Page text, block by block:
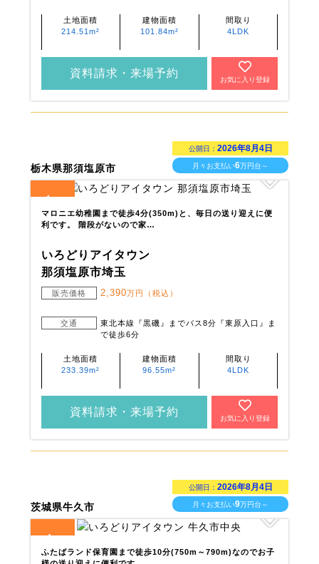
土地面積
214.51m²
建物面積
101.84m²
間取り
4LDK
資料請求・来場予約
お気に入り登録
栃木県那須塩原市
公開日： 2026年8月4日
月々お支払い6万円台～
1
マロニエ幼稚園まで徒歩4分(350m)と、毎日の送り迎えに便
利です。 階段がないので家…
いろどりアイタウン
那須塩原市埼玉
販売価格 2,390万円（税込）
交通
東北本線『黒磯』までバス8分『東原入口』ま
で徒歩6分
土地面積
233.39m²
建物面積
96.55m²
間取り
4LDK
資料請求・来場予約
お気に入り登録
茨城県牛久市
公開日： 2026年8月4日
月々お支払い9万円台～
4
ふたばランド保育園まで徒歩10分(750m～790m)なのでお子